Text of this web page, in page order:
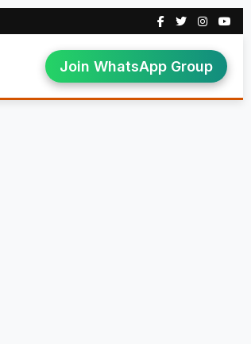
Join WhatsApp Group